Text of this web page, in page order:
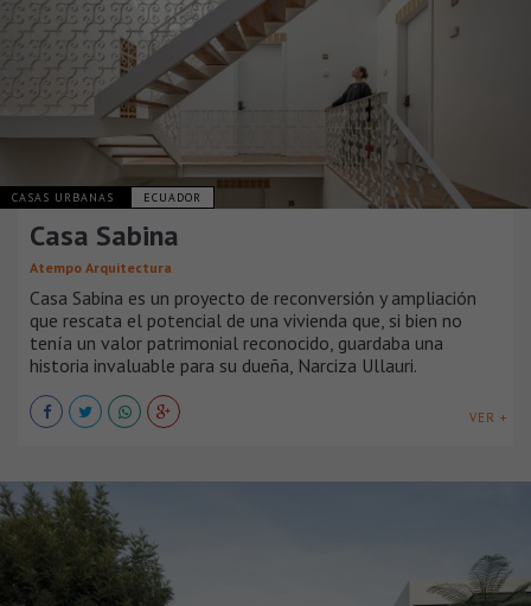
CASAS URBANAS ECUADOR
Casa Sabina
Atempo Arquitectura
Casa Sabina es un proyecto de reconversión y ampliación
que rescata el potencial de una vivienda que, si bien no
tenía un valor patrimonial reconocido, guardaba una
historia invaluable para su dueña, Narciza Ullauri.
VER +